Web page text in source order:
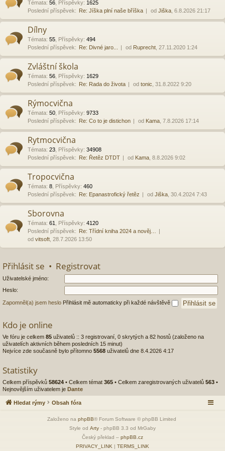
Témata: 56 Příspěvky: 1625
Poslední příspěvek: Re: Jíška plní naše bříška od Jiška , 6.8.2026 21:17
Dílny
Témata: 55 Příspěvky: 494
Poslední příspěvek: Re: Divné jaro... od Ruprecht , 27.11.2020 1:24
Zvláštní škola
Témata: 56 Příspěvky: 1629
Poslední příspěvek: Re: Rada do života od tonic , 31.8.2022 9:20
Rýmocvična
Témata: 50 Příspěvky: 9733
Poslední příspěvek: Re: Co to je distichon od Kama , 7.8.2026 17:14
Rytmocvična
Témata: 23 Příspěvky: 34908
Poslední příspěvek: Re: Řetěz DTDT od Kama , 8.8.2026 9:02
Tropocvična
Témata: 8 Příspěvky: 460
Poslední příspěvek: Re: Epanastrofický řetěz od Jiška , 30.4.2024 7:43
Sborovna
Témata: 61 Příspěvky: 4120
Poslední příspěvek: Re: Třídní kniha 2024 a nověj…
od vitsoft , 28.7.2026 13:50
Přihlásit se • Registrovat
Uživatelské jméno:
Heslo:
Zapomněl(a) jsem heslo Přihlásit mě automaticky při každé návštěvě
Kdo je online
Ve fóru je celkem 85 uživatelů :: 3 registrovaní, 0 skrytých a 82 hostů (založeno na
uživatelích aktivních během posledních 15 minut)
Nejvíce zde současně bylo přítomno 5568 uživatelů dne 8.4.2026 4:17
Statistiky
Celkem příspěvků 58624 • Celkem témat 365 • Celkem zaregistrovaných uživatelů 563 •
Nejnovějším uživatelem je Dante
Hledat rýmy Obsah fóra
Založeno na phpBB® Forum Software © phpBB Limited
Style od Arty - phpBB 3.3 od MrGaby
Český překlad – phpBB.cz
PRIVACY_LINK | TERMS_LINK